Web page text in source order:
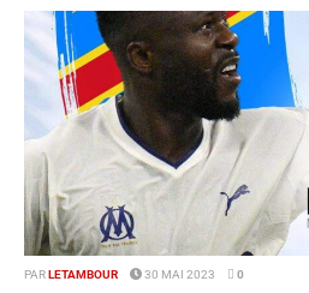
PAR LETAMBOUR 30 MAI 2023 0